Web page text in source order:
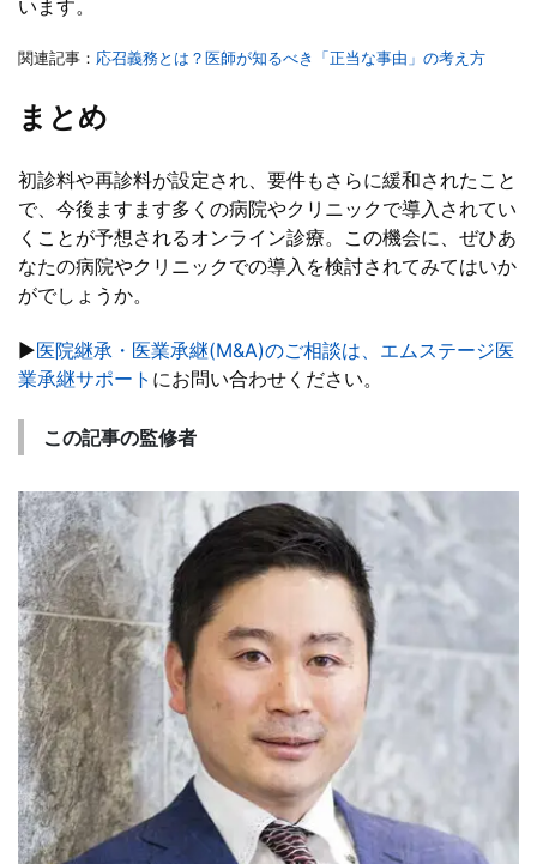
います。
関連記事： 応召義務とは？医師が知るべき「正当な事由」の考え方
まとめ
初診料や再診料が設定され、要件もさらに緩和されたこと
で、今後ますます多くの病院やクリニックで導入されてい
くことが予想されるオンライン診療。この機会に、ぜひあ
なたの病院やクリニックでの導入を検討されてみてはいか
がでしょうか。
▶医院継承・医業承継(M&A)のご相談は、エムステージ医
業承継サポート にお問い合わせください。
この記事の監修者